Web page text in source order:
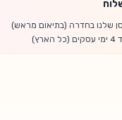
שלנו בחדרה (בתיאום מראש)